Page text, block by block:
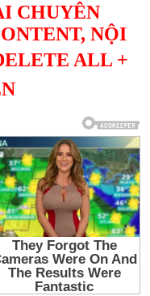
CHUYÊN
NỘI
ALL +